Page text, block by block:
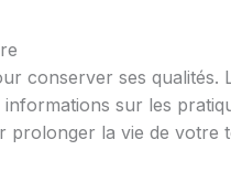
conserver ses qualités.
sur les
prolonger la vie de votre